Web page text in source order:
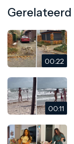
Gerelateerd
00:22
00:11